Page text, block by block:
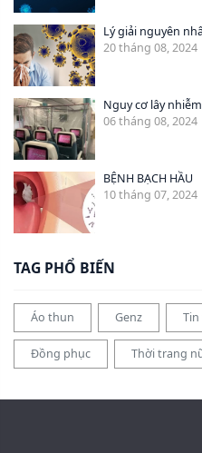
Lý giải nguyên
20 tháng 08, 2024
Nguy cơ lây
06 tháng 08, 2024
BỆNH BẠCH HẦU
10 tháng 07, 2024
TAG PHỔ BIẾN
Áo thun Genz
Đồng phục Thời trang